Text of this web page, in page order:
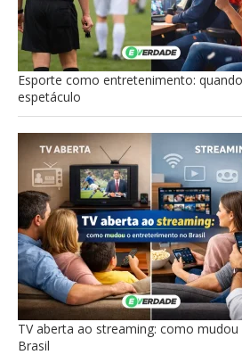
Esporte como entretenimento:
espetáculo
TV aberta ao streaming: como
Brasil